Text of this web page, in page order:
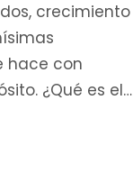
crecimiento
hace con
¿Qué es el…